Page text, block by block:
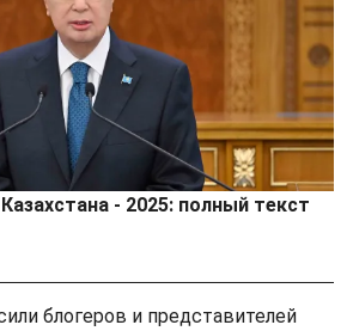
- 2025: полный текст
блогеров и представителей